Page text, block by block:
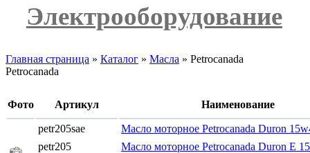
Электрооборудование
Главная страница » Каталог » Масла » Petrocanada
Petrocanada
Фото Артикул Наименование
petr205sae
Масло моторное Petrocanada Duron
petr205
Масло моторное Petrocanada Duron E